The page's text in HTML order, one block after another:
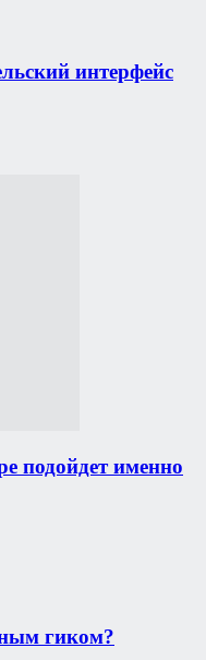
интерфейс
подойдет именно
гиком?